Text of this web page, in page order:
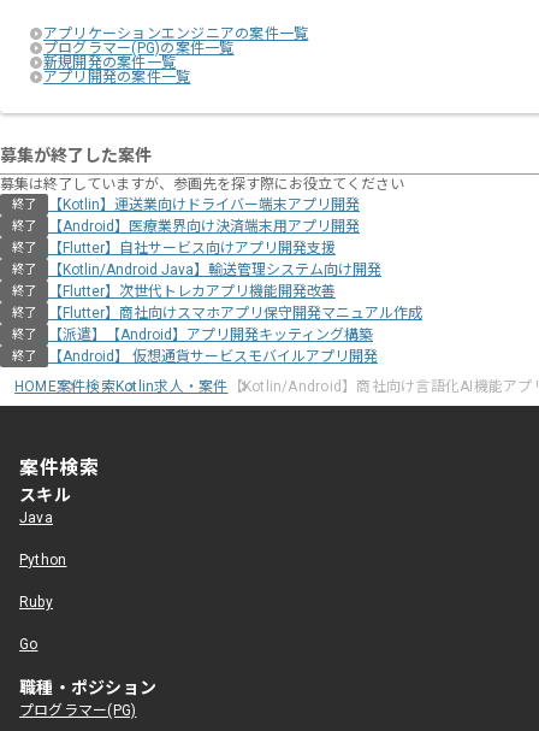
アプリケーションエンジニアの案件一覧
プログラマー(PG)の案件一覧
新規開発の案件一覧
アプリ開発の案件一覧
募集が終了した案件
募集は終了していますが、参画先を探す際にお役立てください
終了 【Kotlin】運送業向けドライバー端末アプリ開発
終了 【Android】医療業界向け決済端末用アプリ開発
終了 【Flutter】自社サービス向けアプリ開発支援
終了 【Kotlin/Android Java】輸送管理システム向け開発
終了 【Flutter】次世代トレカアプリ機能開発改善
終了 【Flutter】商社向けスマホアプリ保守開発マニュアル作成
終了 【派遣】【Android】アプリ開発キッティング構築
終了
【Android】 仮想通貨サービスモバイルアプリ開発
HOME案件検索Kotlin求人・案件 【Kotlin/Android】商社向け言語化AI機能アプ
案件検索
スキル
Java
Python
Ruby
Go
職種・ポジション
プログラマー(PG)